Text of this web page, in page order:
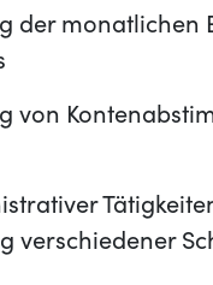
der monatlichen
von
verschiedener